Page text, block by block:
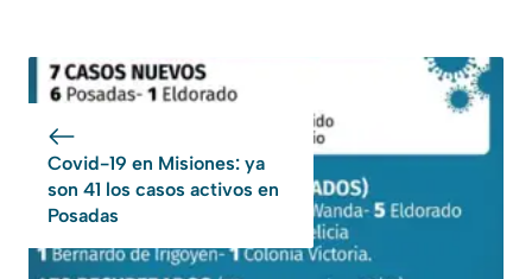
Covid-19 en Misiones: ya
son 41 los casos activos en
Posadas